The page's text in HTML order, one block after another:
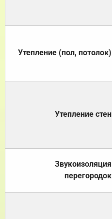
Утепление (пол, потолок)
Утепление стен
Звукоизоляция
перегородок